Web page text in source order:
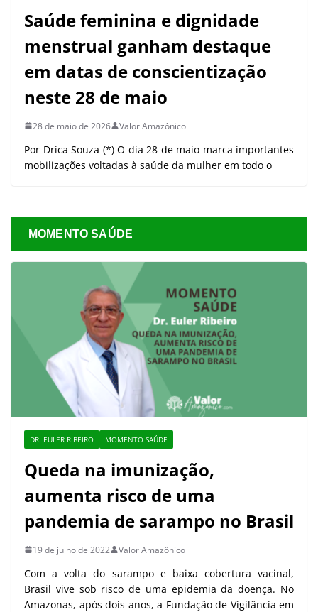
Saúde feminina e dignidade
menstrual ganham destaque
em datas de conscientização
neste 28 de maio
28 de maio de 2026 Valor Amazônico
Por Drica Souza (*) O dia 28 de maio marca importantes
mobilizações voltadas à saúde da mulher em todo o
MOMENTO SAÚDE
DR. EULER RIBEIRO MOMENTO SAÚDE
Queda na imunização,
aumenta risco de uma
pandemia de sarampo no Brasil
19 de julho de 2022 Valor Amazônico
Com a volta do sarampo e baixa cobertura vacinal,
Brasil vive sob risco de uma epidemia da doença. No
Amazonas, após dois anos, a Fundação de Vigilância em